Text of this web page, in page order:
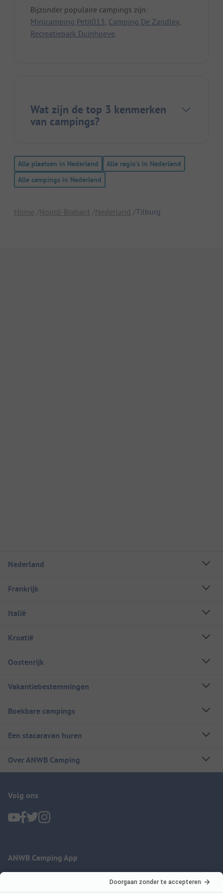
Bijzonder populaire campings zijn:
Minicamping Petit013 Camping De Zandley,
Recreatiepark Duinhoeve
Wat zijn de top 3 kenmerken
van campings?
Alle plaatsen in Nederland
Alle regio's in Nederland
Alle campings in Nederland
Home Noord-Brabant Nederland Tilburg
Nederland
Frankrijk
Italië
Kroatië
Oostenrijk
Vakantiebestemmingen
Boekbare campings
Een stacaravan huren
Over ANWB Camping
Volg ons
ANWB Camping App